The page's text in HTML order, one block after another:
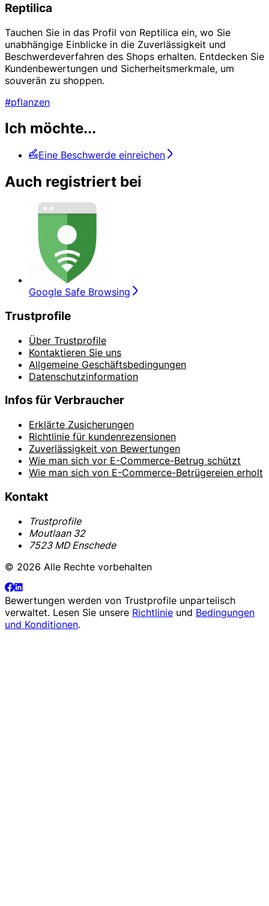
Reptilica
Tauchen Sie in das Profil von Reptilica ein, wo Sie
unabhängige Einblicke in die Zuverlässigkeit und
Beschwerdeverfahren des Shops erhalten. Entdecken Sie
Kundenbewertungen und Sicherheitsmerkmale, um
souverän zu shoppen.
#pflanzen
Ich möchte...
Eine Beschwerde einreichen
Auch registriert bei
Google Safe Browsing
Trustprofile
Über Trustprofile
Kontaktieren Sie uns
Allgemeine Geschäftsbedingungen
Datenschutzinformation
Infos für Verbraucher
Erklärte Zusicherungen
Richtlinie für kundenrezensionen
Zuverlässigkeit von Bewertungen
Wie man sich vor E-Commerce-Betrug schützt
Wie man sich von E-Commerce-Betrügereien erholt
Kontakt
Trustprofile
Moutlaan 32
7523 MD Enschede
© 2026 Alle Rechte vorbehalten
Bewertungen werden von Trustprofile unparteiisch
verwaltet. Lesen Sie unsere Richtlinie und Bedingungen
und Konditionen.